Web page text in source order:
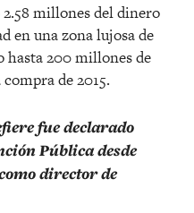
millones del dinero
en una zona lujosa de
hasta 200 millones de
de 2015.
fue declarado
Pública desde
director de